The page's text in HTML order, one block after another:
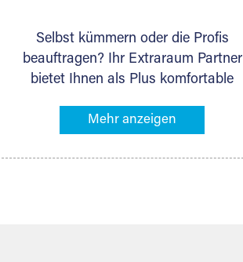
Selbst kümmern oder die Profis
beauftragen? Ihr Extraraum Partner
bietet Ihnen als Plus komfortable
besonders bequem machen. Dazu
Lieferung von Packmaterial sowie